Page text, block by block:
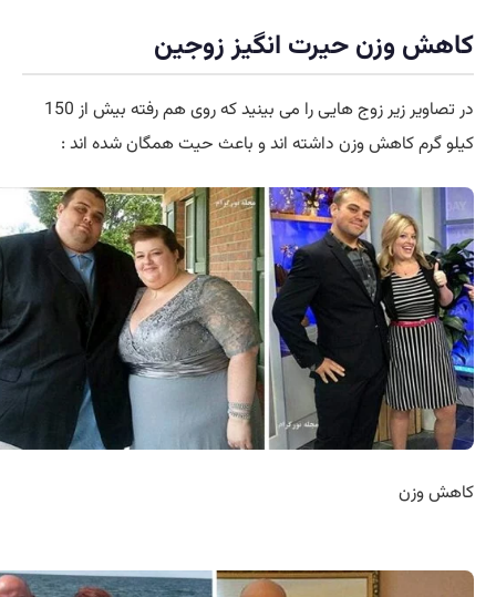
وزن حیرت انگیز زوجین
در تصاویر زیر زوج هایی را می بینید که روی هم رفته بیش از 150
گرم کاهش وزن داشته اند و باعث حیت همگان شده اند :
وزن